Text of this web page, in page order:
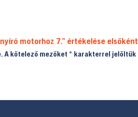
motorhoz 7.” értékelése elsőként
A kötelező mezőket * karakterrel jelöltük